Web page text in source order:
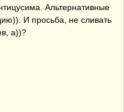
Альтернативные
И просьба, не сливать
а))?